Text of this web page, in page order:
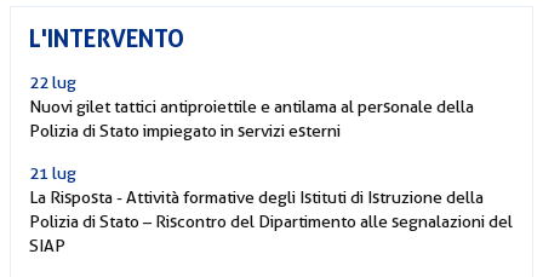
L'INTERVENTO
22 lug
Nuovi gilet tattici antiproiettile e antilama al personale della
Polizia di Stato impiegato in servizi esterni
21 lug
La Risposta - Attività formative degli Istituti di Istruzione della
Polizia di Stato – Riscontro del Dipartimento alle segnalazioni del
SIAP